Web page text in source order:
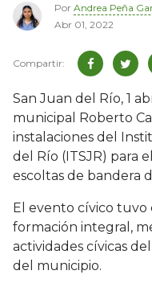
Por Andrea Peña
Abr 01, 2022
San Juan del Río, 1
municipal Roberto
instalaciones del
del Río (ITSJR) para
escoltas de bandera
El evento cívico
formación integral,
actividades cívicas
del municipio.